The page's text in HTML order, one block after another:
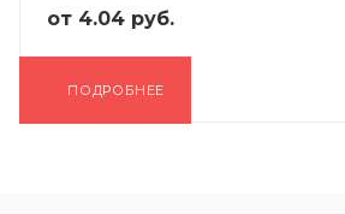
от 4.04 руб.
ПОДРОБНЕЕ